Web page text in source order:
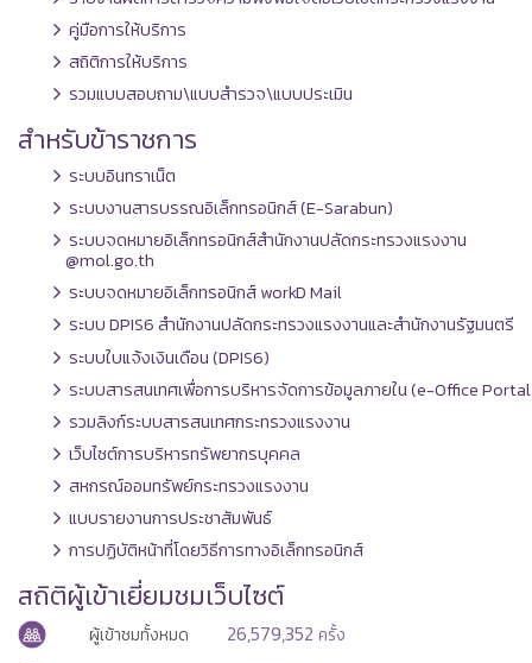
คู่มือการให้บริการ
สถิติการให้บริการ
รวมแบบสอบถาม\แบบสำรวจ\แบบประเมิน
สำหรับข้าราชการ
ระบบอินทราเน็ต
ระบบงานสารบรรณอิเล็กทรอนิกส์ (E-Sarabun)
ระบบจดหมายอิเล็กทรอนิกส์สำนักงานปลัดกระทรวงแรงงาน
@mol.go.th
ระบบจดหมายอิเล็กทรอนิกส์ workD Mail
ระบบ DPIS6 สำนักงานปลัดกระทรวงแรงงานและสำนักงานรัฐมนตรี
ระบบใบแจ้งเงินเดือน (DPIS6)
ระบบสารสนเทศเพื่อการบริหารจัดการข้อมูลภายใน (e-Office
รวมลิงก์ระบบสารสนเทศกระทรวงแรงงาน
เว็บไซต์การบริหารทรัพยากรบุคคล
สหกรณ์ออมทรัพย์กระทรวงแรงงาน
แบบรายงานการประชาสัมพันธ์
การปฏิบัติหน้าที่โดยวิธีการทางอิเล็กทรอนิกส์
สถิติผู้เข้าเยี่ยมชมเว็บไซต์
ผู้เข้าชมทั้งหมด 26,579,352 ครั้ง